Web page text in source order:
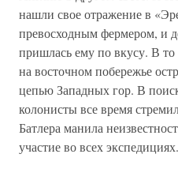
нашли свое отражение в
превосходным фермером, и
пришлась ему по вкусу. В то
на восточном побережье
цепью Западных гор. В
колонисты все время
Батлера манила
участие во всех экспедициях.